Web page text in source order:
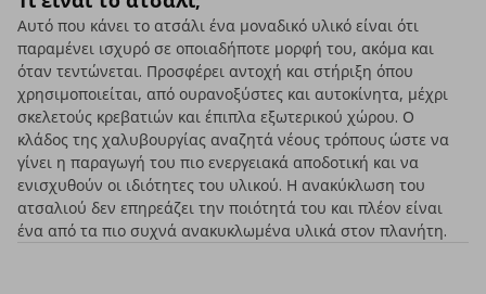
Αυτό που κάνει το ατσάλι ένα μοναδικό υλικό είναι ότι
παραμένει ισχυρό σε οποιαδήποτε μορφή του, ακόμα και
όταν τεντώνεται. Προσφέρει αντοχή και στήριξη όπου
χρησιμοποιείται, από ουρανοξύστες και αυτοκίνητα, μέχρι
σκελετούς κρεβατιών και έπιπλα εξωτερικού χώρου. Ο
κλάδος της χαλυβουργίας αναζητά νέους τρόπους ώστε να
γίνει η παραγωγή του πιο ενεργειακά αποδοτική και να
ενισχυθούν οι ιδιότητες του υλικού. Η ανακύκλωση του
ατσαλιού δεν επηρεάζει την ποιότητά του και πλέον είναι
ένα από τα πιο συχνά ανακυκλωμένα υλικά στον πλανήτη.